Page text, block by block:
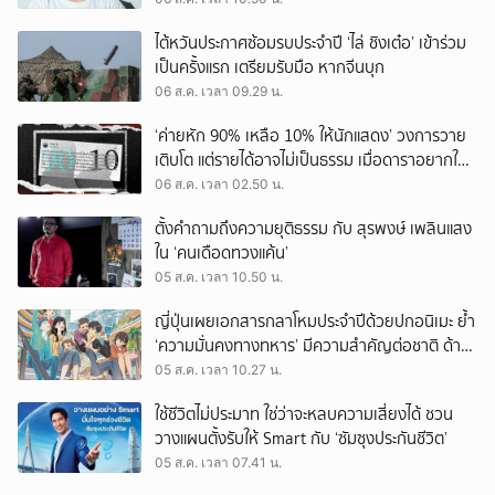
ไต้หวันประกาศซ้อมรบประจำปี ‘ไล่ ชิงเต๋อ’ เข้าร่วม
เป็นครั้งแรก เตรียมรับมือ หากจีนบุก
06 ส.ค. เวลา 09.29 น.
‘ค่ายหัก 90% เหลือ 10% ให้นักแสดง’ วงการวาย
เติบโต แต่รายได้อาจไม่เป็นธรรม เมื่อดาราอยากให้มี
‘สัญญามาตรฐาน’
06 ส.ค. เวลา 02.50 น.
ตั้งคำถามถึงความยุติธรรม กับ สุรพงษ์ เพลินแสง
ใน ‘คนเดือดทวงแค้น’
05 ส.ค. เวลา 10.50 น.
ญี่ปุ่นเผยเอกสารกลาโหมประจำปีด้วยปกอนิเมะ ย้ำ
‘ความมั่นคงทางทหาร’ มีความสำคัญต่อชาติ ด้าน
จีนเตือน ขออย่าซ้ำรอยประวัติศาสตร์
05 ส.ค. เวลา 10.27 น.
ใช้ชีวิตไม่ประมาท ใช่ว่าจะหลบความเสี่ยงได้ ชวน
วางแผนตั้งรับให้ Smart กับ ‘ซัมซุงประกันชีวิต’
05 ส.ค. เวลา 07.41 น.